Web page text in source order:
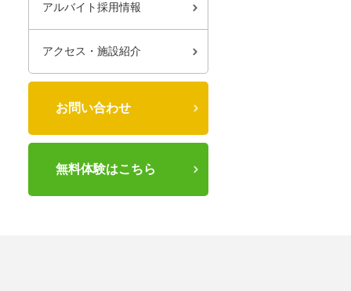
アルバイト採用情報
アクセス・施設紹介
お問い合わせ
無料体験はこちら